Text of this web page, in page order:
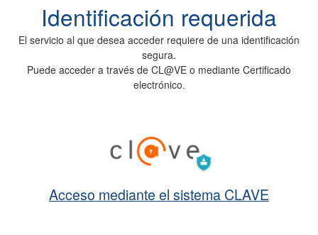
Identificación requerida
El servicio al que desea acceder requiere de una identificación
segura.
Puede acceder a través de CL@VE o mediante Certificado
electrónico.
Acceso mediante el sistema CLAVE